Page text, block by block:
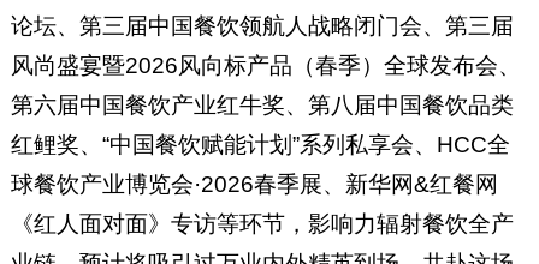
论坛、第三届中国餐饮领航人战略闭门会、第三届
风尚盛宴暨2026风向标产品（春季）全球发布会、
第六届中国餐饮产业红牛奖、第八届中国餐饮品类
红鲤奖、“中国餐饮赋能计划”系列私享会、HCC全
球餐饮产业博览会·2026春季展、新华网&红餐网
《红人面对面》专访等环节，影响力辐射餐饮全产